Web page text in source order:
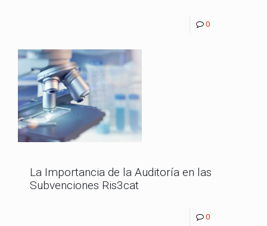
0
La Importancia de la Auditoría en las
Subvenciones Ris3cat
0